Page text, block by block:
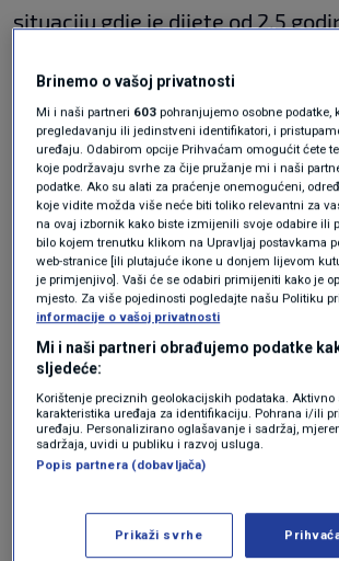
situaciju gdje je dijete od 2,5
teško i profesionalno i ljudski".
Rekao je da ne može
prethodne ozljede djeteta
zdravstveno stanje dok
bude gotova.
"Međutim, dijete je već pri
vrlo teškom stanju, bez svijesti i
ugroženo. Uz to, nisu bili
kojim okolnostima su ozljede
redu dominiraju problemi sa
živčanim sustavom sa
struktura. Mi kao javna
smo da upozorimo na svaku
Brinemo o vašoj privatnosti
Mi i naši partneri 603 pohranjujemo osobne podatke,
pregledavanju ili jedinstveni identifikatori, i
uređaju. Odabirom opcije Prihvaćam omogućit ćete
koje podržavaju svrhe za čije pružanje mi i naši
podatke. Ako su alati za praćenje onemogućeni,
koje vidite možda više neće biti toliko relevantni za
na ovaj izbornik kako biste izmijenili svoje odabire ili
bilo kojem trenutku klikom na Upravljaj postavkama
web-stranice [ili plutajuće ikone u donjem lijevom
je primjenjivo]. Vaši će se odabiri primijeniti kako je
mjesto. Za više pojedinosti pogledajte našu Politiku
informacije o vašoj privatnosti
Mi i naši partneri obrađujemo podatke
sljedeće:
Korištenje preciznih geolokacijskih podataka. Aktivno
karakteristika uređaja za identifikaciju. Pohrana i/ili
uređaju. Personalizirano oglašavanje i sadržaj,
sadržaja, uvidi u publiku i razvoj usluga.
Popis partnera (dobavljača)
Prikaži svrhe